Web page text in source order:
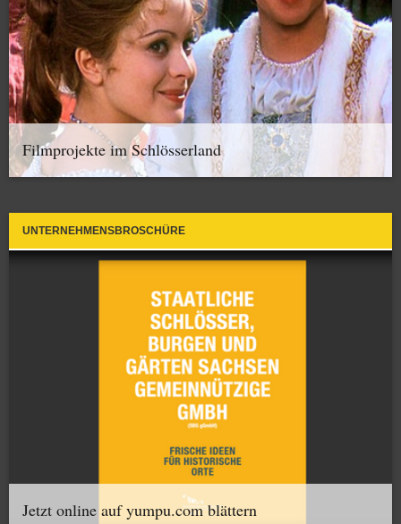
Filmprojekte im Schlösserland
UNTERNEHMENSBROSCHÜRE
Jetzt online auf yumpu.com blättern